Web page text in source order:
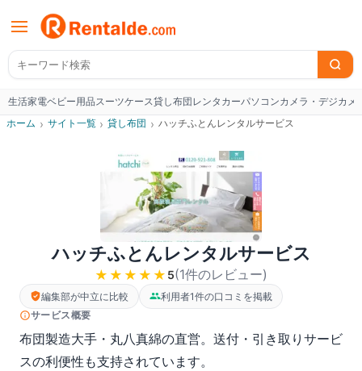
生活家電ベビー用品スーツケース貸し布団レンタカーパソコンカメラ・デジカメ
ホーム › サイト一覧 › 貸し布団 › ハッチふとんレンタルサービス
ハッチふとんレンタルサービス
★★★★★ 5(1件のレビュー)
編集部が中立に比較
利用者1件の口コミを掲載
サービス概要
布団製造大手・丸八真綿の直営。送付・引き取りサービ
スの利便性も支持されています。